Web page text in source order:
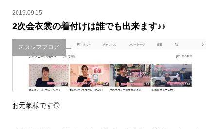
2019.09.15
2次会衣裳の着付けは誰でも出来ます♪♪
スタッフブログ
お元氣様です◎